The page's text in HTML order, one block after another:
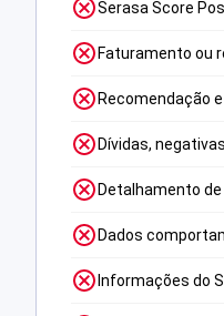
Serasa Score
Faturamento ou
Recomendação
Dívidas,
Detalhamento
Dados
Informações do